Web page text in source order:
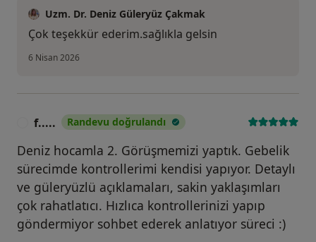
Uzm. Dr. Deniz Güleryüz Çakmak
Çok teşekkür ederim.sağlıkla gelsin
6 Nisan 2026
f..... Randevu doğrulandı
Deniz hocamla 2. Görüşmemizi yaptık. Gebelik
sürecimde kontrollerimi kendisi yapıyor. Detaylı
ve güleryüzlü açıklamaları, sakin yaklaşımları
çok rahatlatıcı. Hızlıca kontrollerinizi yapıp
göndermiyor sohbet ederek anlatıyor süreci :)